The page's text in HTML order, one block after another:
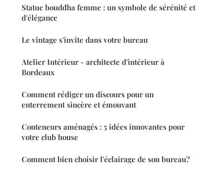
Statue bouddha femme : un symbole de sérénité et
d'élégance
Le vintage s'invite dans votre bureau
Atelier Intérieur - architecte d'intérieur à
Bordeaux
Comment rédiger un discours pour un
enterrement sincère et émouvant
Conteneurs aménagés : 5 idées innovantes pour
votre club house
Comment bien choisir l'éclairage de son bureau?